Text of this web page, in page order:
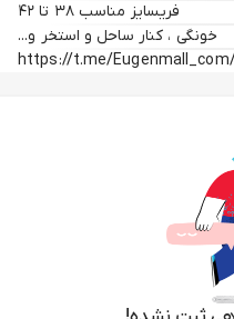
فریسایز مناسب ۳۸ تا ۴۲
خونگی ، کنار ساحل و استخر و...